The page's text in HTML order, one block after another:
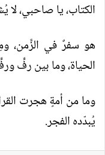
الكتاب، يا صاحبي،
هو سفرٌ في الزَّمن،
الحياة، وما بين رفٍّ
وما من أمةٍ هجرت
يُبدّده الفجر.